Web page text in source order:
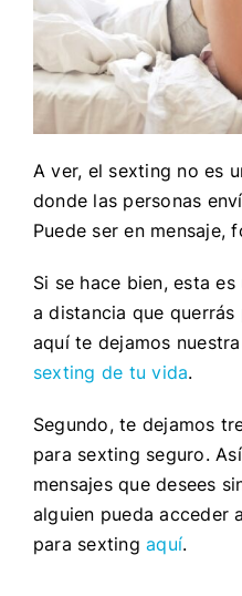
A ver, el sexting no es
donde las personas
Puede ser en mensaje,
Si se hace bien, esta
a distancia que
aquí te dejamos nuestra
sexting de tu vida.
Segundo, te dejamos
para sexting seguro.
mensajes que desees
alguien pueda acceder
para sextingaquí.